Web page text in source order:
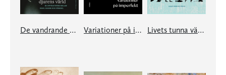
De vandrande djurens värld Variationer på imperfekt Livets tunna väggar